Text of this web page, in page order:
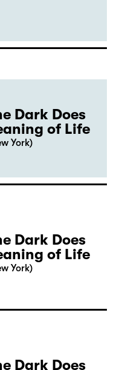
für alle süßen Mäuse
Dark Does
of Life
Dark Does